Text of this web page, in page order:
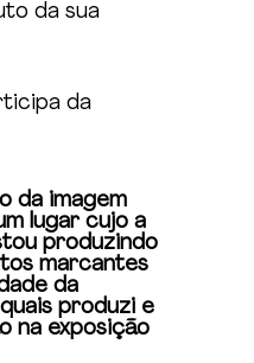
da sua
da
da imagem
lugar cujo a
produzindo
marcantes
da
produzi e
na exposição